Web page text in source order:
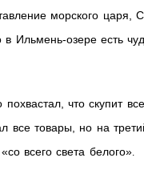
морского
в Ильмень-озере есть
что скупит
все товары, но на
всего света белого».